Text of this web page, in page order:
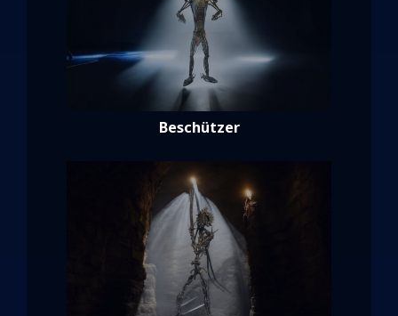
Beschützer